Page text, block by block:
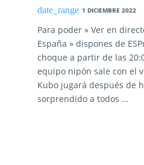
1 DICIEMBRE 2022
Para poder » Ver en
España » dispones de
choque a partir de las
equipo nipón sale con el
Kubo jugará después de
sorprendido a todos …